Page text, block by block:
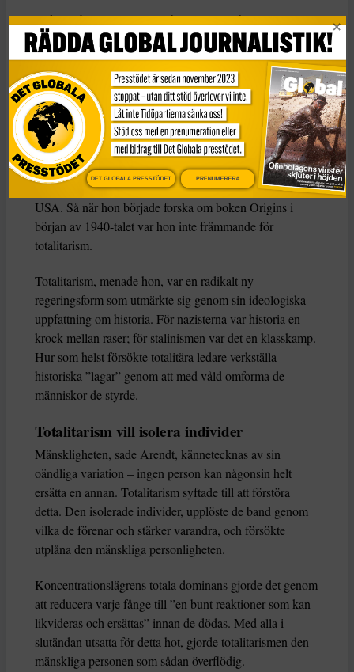
BokenThe Origins of Totalitarianismär briljant men
svår och kombinerar historia, statsvetenskap och filosofi
på ett sätt som kan vara mycket förvirrande. Så vad kan
vi, som demokratiska medborgare, vinna på att läsa den?
Arendt föddes i en sekulär tyskjudisk familj år 1906 och
studerade filosofi under Martin Heidegger och Karl
Jaspers innan hon övergick till sionistisk aktivism i Berlin
i början av 1930-talet. Efter en kontakt med gestapo
flydde hon till Frankrike och lämnade Europa 1941 för
USA. Så när hon började forska om boken Origins i
början av 1940-talet var hon inte främmande för
totalitarism.
Totalitarism, menade hon, var en radikalt ny
regeringsform som utmärkte sig genom sin ideologiska
uppfattning om historia. För nazisterna var historia en
krock mellan raser; för stalinismen var det en klasskamp.
Hur som helst försökte totalitära ledare verkställa
historiska ”lagar” genom att med våld omforma de
människor de styrde.
Totalitarism vill isolera individer
Mänskligheten, sade Arendt, kännetecknas av sin
oändliga variation – ingen person kan någonsin helt
ersätta en annan. Totalitarism syftade till att förstöra
detta. Den isolerade individer, upplöste de band genom
vilka de förenar och stärker varandra, och försökte
utplåna den mänskliga personligheten.
Koncentrationslägrens totala dominans gjorde det genom
att reducera varje fånge till ”en bunt reaktioner som kan
likvideras och ersättas” innan de dödas. Med alla i
slutändan utsatta för detta hot, gjorde totalitarismen den
mänskliga personen som sådan överflödig.
DET GLOBALA PRESSTÖDET PRENUMERERA